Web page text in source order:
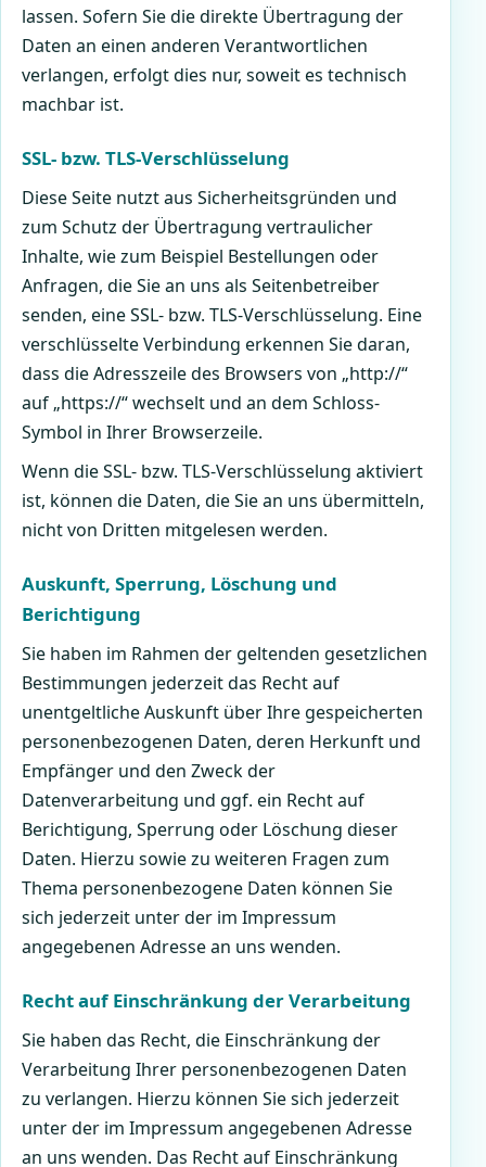
lassen. Sofern Sie die direkte Übertragung der
Daten an einen anderen Verantwortlichen
verlangen, erfolgt dies nur, soweit es technisch
machbar ist.
SSL- bzw. TLS-Verschlüsselung
Diese Seite nutzt aus Sicherheitsgründen und
zum Schutz der Übertragung vertraulicher
Inhalte, wie zum Beispiel Bestellungen oder
Anfragen, die Sie an uns als Seitenbetreiber
senden, eine SSL- bzw. TLS-Verschlüsselung. Eine
verschlüsselte Verbindung erkennen Sie daran,
dass die Adresszeile des Browsers von „http://“
auf „https://“ wechselt und an dem Schloss-
Symbol in Ihrer Browserzeile.
Wenn die SSL- bzw. TLS-Verschlüsselung aktiviert
ist, können die Daten, die Sie an uns übermitteln,
nicht von Dritten mitgelesen werden.
Auskunft, Sperrung, Löschung und
Berichtigung
Sie haben im Rahmen der geltenden gesetzlichen
Bestimmungen jederzeit das Recht auf
unentgeltliche Auskunft über Ihre gespeicherten
personenbezogenen Daten, deren Herkunft und
Empfänger und den Zweck der
Datenverarbeitung und ggf. ein Recht auf
Berichtigung, Sperrung oder Löschung dieser
Daten. Hierzu sowie zu weiteren Fragen zum
Thema personenbezogene Daten können Sie
sich jederzeit unter der im Impressum
angegebenen Adresse an uns wenden.
Recht auf Einschränkung der Verarbeitung
Sie haben das Recht, die Einschränkung der
Verarbeitung Ihrer personenbezogenen Daten
zu verlangen. Hierzu können Sie sich jederzeit
unter der im Impressum angegebenen Adresse
an uns wenden. Das Recht auf Einschränkung